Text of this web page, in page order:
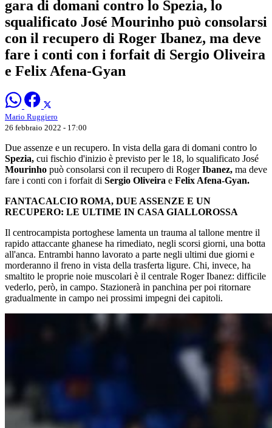
gara di domani contro lo Spezia, lo
squalificato José Mourinho può consolarsi
con il recupero di Roger Ibanez, ma deve
fare i conti con i forfait di Sergio Oliveira
e Felix Afena-Gyan
Mario Ruggiero
26 febbraio 2022 - 17:00
Due assenze e un recupero. In vista della gara di domani contro lo
Spezia, cui fischio d'inizio è previsto per le 18, lo squalificato José
Mourinho può consolarsi con il recupero di RogerIbanez, ma deve
fare i conti con i forfait di Sergio Oliveira e Felix Afena-Gyan.
FANTACALCIO ROMA, DUE ASSENZE E UN
RECUPERO: LE ULTIME IN CASA GIALLOROSSA
Il centrocampista portoghese lamenta un trauma al tallone mentre il
rapido attaccante ghanese ha rimediato, negli scorsi giorni, una botta
all'anca. Entrambi hanno lavorato a parte negli ultimi due giorni e
morderanno il freno in vista della trasferta ligure. Chi, invece, ha
smaltito le proprie noie muscolari è il centrale Roger Ibanez: difficile
vederlo, però, in campo. Stazionerà in panchina per poi ritornare
gradualmente in campo nei prossimi impegni dei capitoli.